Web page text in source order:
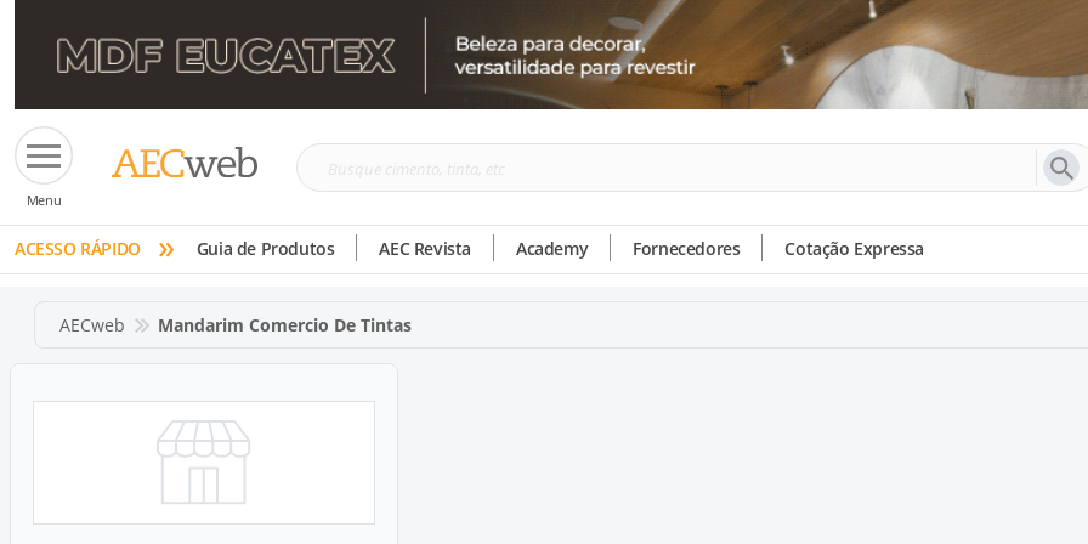
Menu
Busque
tinta,
etc
ACESSO RÁPIDO » Guia de Produtos AEC Revista Academy Fornecedores Cotação Expressa
AECweb Mandarim Comercio De Tintas